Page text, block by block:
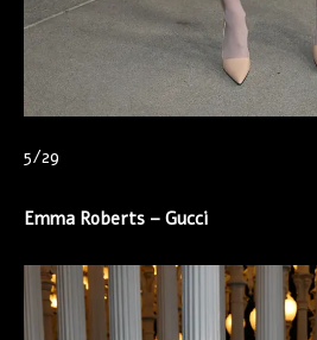
5/29
Emma Roberts – Gucci